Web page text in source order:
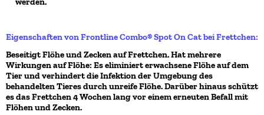
Eigenschaften von Frontline Combo® Spot On Cat bei Frettchen:
Beseitigt Flöhe und Zecken auf Frettchen. Hat mehrere
Wirkungen auf Flöhe: Es eliminiert erwachsene Flöhe auf dem
Tier und verhindert die Infektion der Umgebung des
behandelten Tieres durch unreife Flöhe. Darüber hinaus schützt
es das Frettchen 4 Wochen lang vor einem erneuten Befall mit
Flöhen und Zecken.